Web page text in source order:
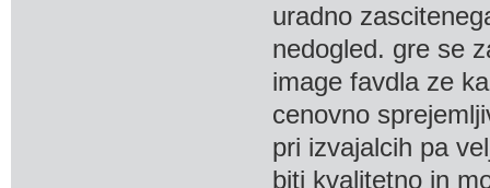
uradno
nedogled. gre se
image favdla ze
cenovno
pri izvajalcih pa
biti kvalitetno in